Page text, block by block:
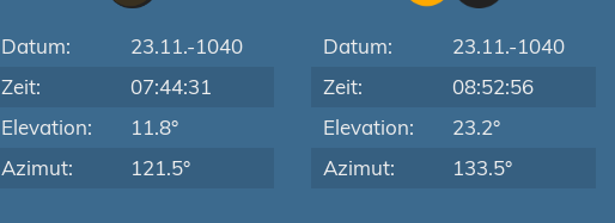
Datum:
23.11.-1040
Zeit:
07:44:31
Elevation:
11.8°
Azimut:
121.5°
Datum:
23.11.-1040
Zeit:
08:52:56
Elevation:
23.2°
Azimut:
133.5°